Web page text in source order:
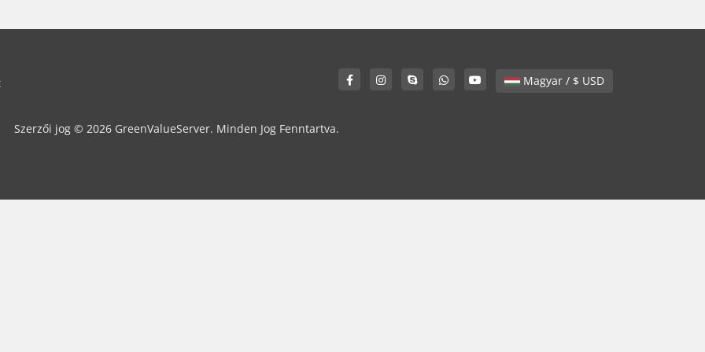
Magyar / $ USD
Szerzői jog © 2026 GreenValueServer. Minden Jog Fenntartva.